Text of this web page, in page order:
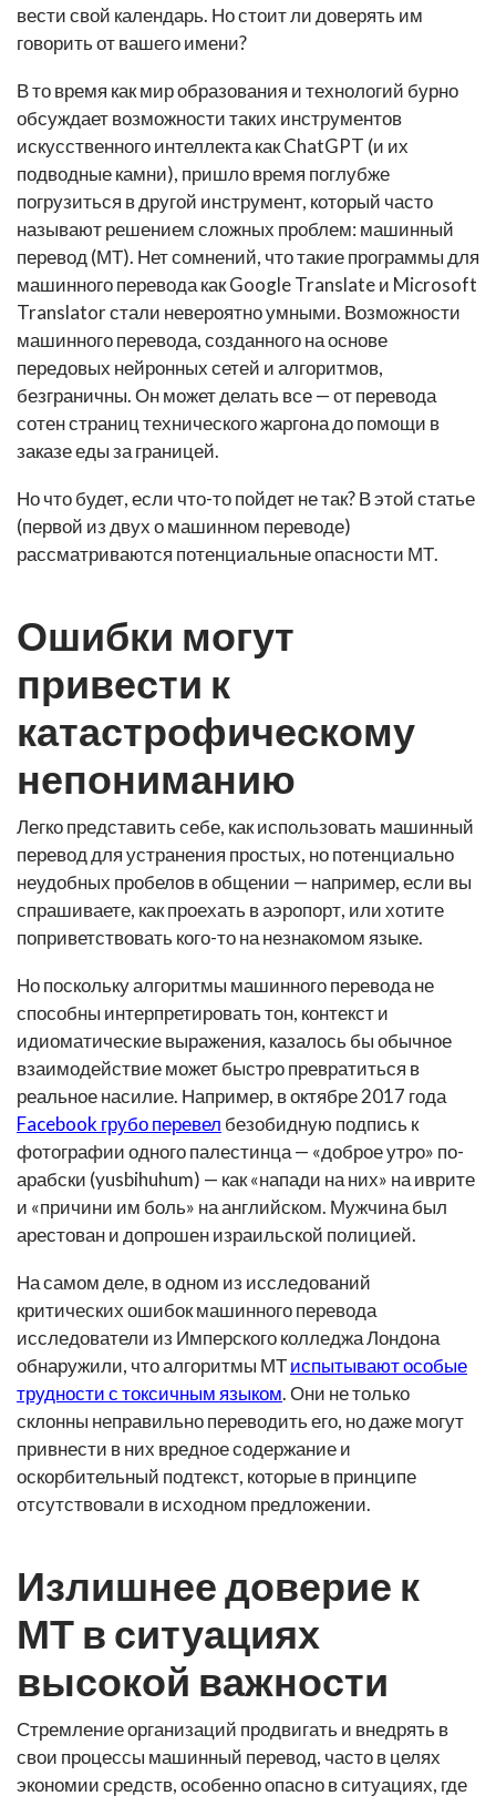
вести свой календарь. Но стоит ли доверять им
говорить от вашего имени?
В то время как мир образования и технологий бурно
обсуждает возможности таких инструментов
искусственного интеллекта как ChatGPT (и их
подводные камни), пришло время поглубже
погрузиться в другой инструмент, который часто
называют решением сложных проблем: машинный
перевод (МТ). Нет сомнений, что такие программы для
машинного перевода как Google Translate и Microsoft
Translator стали невероятно умными. Возможности
машинного перевода, созданного на основе
передовых нейронных сетей и алгоритмов,
безграничны. Он может делать все — от перевода
сотен страниц технического жаргона до помощи в
заказе еды за границей.
Но что будет, если что-то пойдет не так? В этой статье
(первой из двух о машинном переводе)
рассматриваются потенциальные опасности МТ.
Ошибки могут
привести к
катастрофическому
непониманию
Легко представить себе, как использовать машинный
перевод для устранения простых, но потенциально
неудобных пробелов в общении — например, если вы
спрашиваете, как проехать в аэропорт, или хотите
поприветствовать кого-то на незнакомом языке.
Но поскольку алгоритмы машинного перевода не
способны интерпретировать тон, контекст и
идиоматические выражения, казалось бы обычное
взаимодействие может быстро превратиться в
реальное насилие. Например, в октябре 2017 года
Facebook грубо перевел безобидную подпись к
фотографии одного палестинца — «доброе утро» по-
арабски (yusbihuhum) — как «напади на них» на иврите
и «причини им боль» на английском. Мужчина был
арестован и допрошен израильской полицией.
На самом деле, в одном из исследований
критических ошибок машинного перевода
исследователи из Имперского колледжа Лондона
обнаружили, что алгоритмы МТиспытывают особые
трудности с токсичным языком. Они не только
склонны неправильно переводить его, но даже могут
привнести в них вредное содержание и
оскорбительный подтекст, которые в принципе
отсутствовали в исходном предложении.
Излишнее доверие к
МТ в ситуациях
высокой важности
Стремление организаций продвигать и внедрять в
свои процессы машинный перевод, часто в целях
экономии средств, особенно опасно в ситуациях, где